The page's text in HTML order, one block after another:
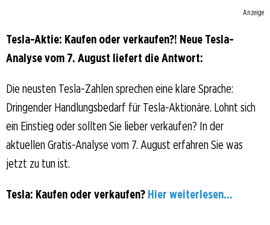
Anzeige
Tesla-Aktie: Kaufen oder verkaufen?! Neue Tesla-
Analyse vom 7. August liefert die Antwort:
Die neusten Tesla-Zahlen sprechen eine klare Sprache:
Dringender Handlungsbedarf für Tesla-Aktionäre. Lohnt sich
ein Einstieg oder sollten Sie lieber verkaufen? In der
aktuellen Gratis-Analyse vom 7. August erfahren Sie was
jetzt zu tun ist.
Tesla: Kaufen oder verkaufen? Hier weiterlesen...